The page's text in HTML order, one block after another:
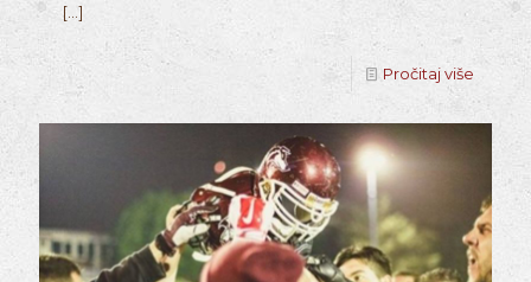
[…]
Pročitaj više